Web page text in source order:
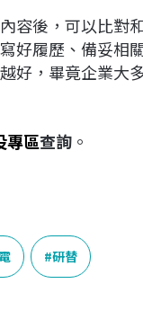
容後，可以比對
好履歷、備妥相
好，畢竟企業大
專區查詢 。
研替